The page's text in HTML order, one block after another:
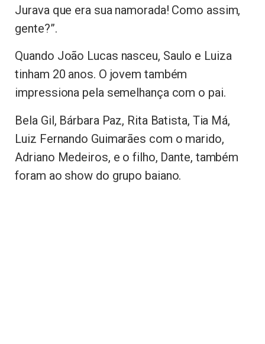
Jurava que era sua namorada! Como assim,
gente?”.
Quando João Lucas nasceu, Saulo e Luiza
tinham 20 anos. O jovem também
impressiona pela semelhança com o pai.
Bela Gil, Bárbara Paz, Rita Batista, Tia Má,
Luiz Fernando Guimarães com o marido,
Adriano Medeiros, e o filho, Dante, também
foram ao show do grupo baiano.